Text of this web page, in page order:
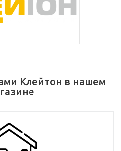
Клейтон в нашем